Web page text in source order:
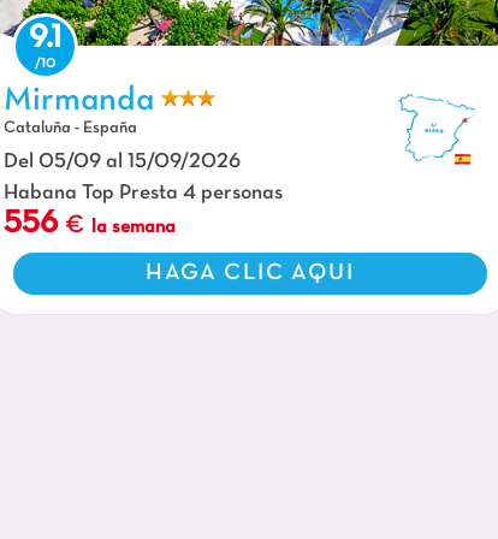
Piscinas exteriores y toboganes acuáticos en el camping CAPFUN Mirmanda
en Cambrils - Vinyols i els Arcs (43).
9.1
Mirmanda
Cataluña - España
Del 05/09 al 15/09/2026
Habana Top Presta 4 personas
556 la semana
HAGA CLIC AQUI